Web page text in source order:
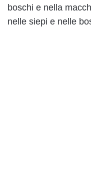
boschi e nella
nelle siepi e nelle